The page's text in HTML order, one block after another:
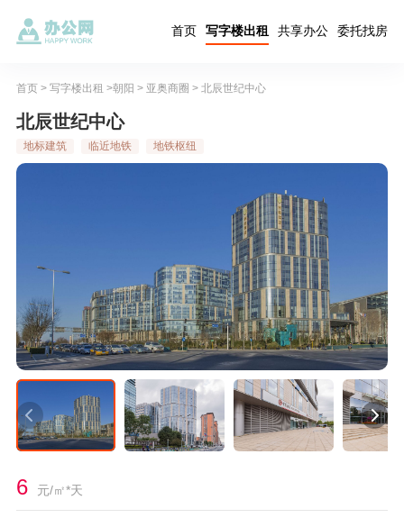
首页 写字楼出租 共享办公 委托找房
首页> 写字楼出租 >朝阳 > 亚奥商圈 > 北辰世纪中心
北辰世纪中心
地标建筑 临近地铁 地铁枢纽
6 元/㎡*天